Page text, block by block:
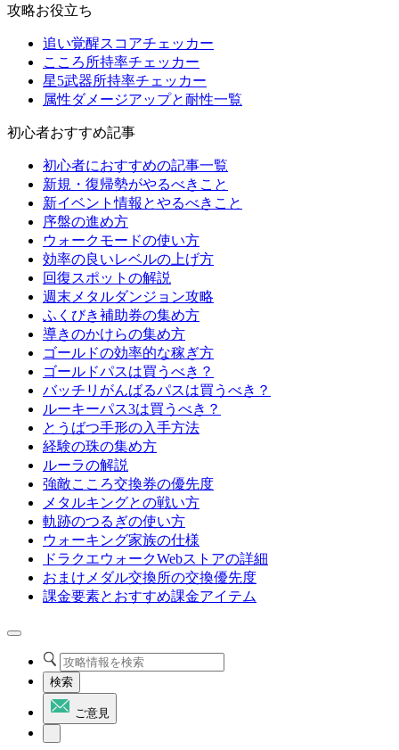
攻略お役立ち
追い覚醒スコアチェッカー
こころ所持率チェッカー
星5武器所持率チェッカー
属性ダメージアップと耐性一覧
初心者おすすめ記事
初心者におすすめの記事一覧
新規・復帰勢がやるべきこと
新イベント情報とやるべきこと
序盤の進め方
ウォークモードの使い方
効率の良いレベルの上げ方
回復スポットの解説
週末メタルダンジョン攻略
ふくびき補助券の集め方
導きのかけらの集め方
ゴールドの効率的な稼ぎ方
ゴールドパスは買うべき？
バッチリがんばるパスは買うべき？
ルーキーパス3は買うべき？
とうばつ手形の入手方法
経験の珠の集め方
ルーラの解説
強敵こころ交換券の優先度
メタルキングとの戦い方
軌跡のつるぎの使い方
ウォーキング家族の仕様
ドラクエウォークWebストアの詳細
おまけメダル交換所の交換優先度
課金要素とおすすめ課金アイテム
検索
ご意見